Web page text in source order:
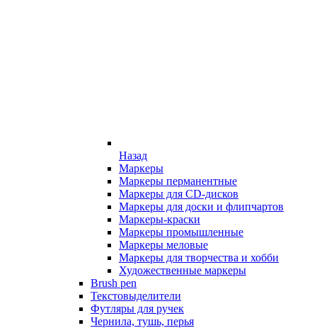
Назад
Маркеры
Маркеры перманентные
Маркеры для CD-дисков
Маркеры для доски и флипчартов
Маркеры-краски
Маркеры промышленные
Маркеры меловые
Маркеры для творчества и хобби
Художественные маркеры
Brush pen
Текстовыделители
Футляры для ручек
Чернила, тушь, перья